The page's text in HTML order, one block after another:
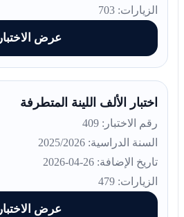
الزيارات: 703
عرض الاختبار
اختبار الألف اللينة المتطرفة
رقم الاختبار: 409
السنة الدراسية: 2025/2026
تاريخ الإضافة: 26-04-2026
الزيارات: 479
عرض الاختبار